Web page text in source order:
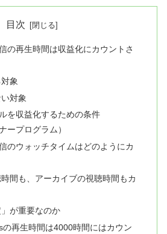
目次
の再生時間は収益化にカウントさ
象
対象
を収益化するための条件
ープログラム）
のウォッチタイムはどのようにカ
間も、アーカイブの視聴時間もカ
が重要なのか
の再生時間は4000時間にはカウン